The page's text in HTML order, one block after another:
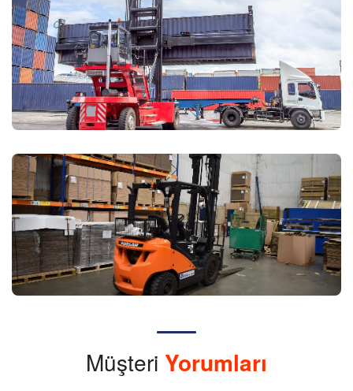
Müşteri Yorumları